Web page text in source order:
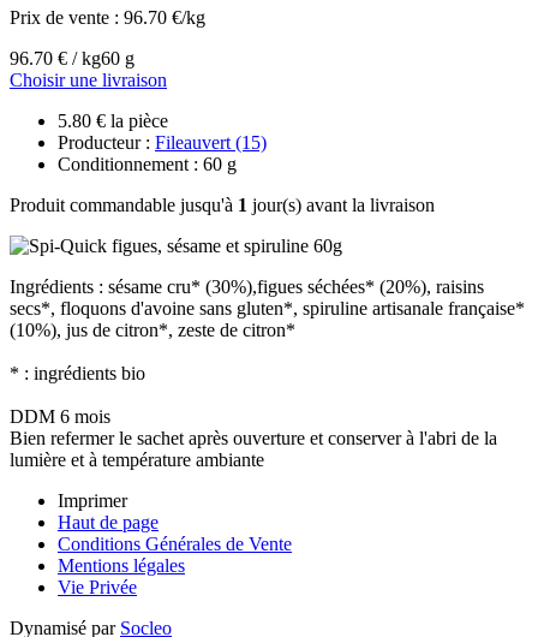
Prix de vente : 96.70 €/kg
96.70 € / kg60 g
Choisir une livraison
5.80 € la pièce
Producteur : Fileauvert (15)
Conditionnement : 60 g
Produit commandable jusqu'à 1 jour(s) avant la livraison
Ingrédients : sésame cru* (30%),figues séchées* (20%), raisins
secs*, floquons d'avoine sans gluten*, spiruline artisanale française*
(10%), jus de citron*, zeste de citron*
* : ingrédients bio
DDM 6 mois
Bien refermer le sachet après ouverture et conserver à l'abri de la
lumière et à température ambiante
Imprimer
Haut de page
Conditions Générales de Vente
Mentions légales
Vie Privée
Dynamisé par Socleo